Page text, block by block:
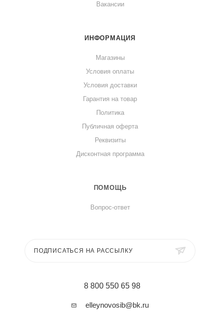
Вакансии
ИНФОРМАЦИЯ
Магазины
Условия оплаты
Условия доставки
Гарантия на товар
Политика
Публичная оферта
Реквизиты
Дисконтная программа
ПОМОЩЬ
Вопрос-ответ
ПОДПИСАТЬСЯ НА РАССЫЛКУ
8 800 550 65 98
elleynovosib@bk.ru